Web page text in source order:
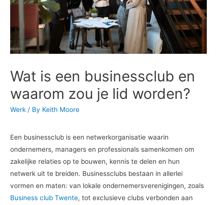
Wat is een businessclub en
waarom zou je lid worden?
Werk / By Keith Moore
Een businessclub is een netwerkorganisatie waarin
ondernemers, managers en professionals samenkomen om
zakelijke relaties op te bouwen, kennis te delen en hun
netwerk uit te breiden. Businessclubs bestaan in allerlei
vormen en maten: van lokale ondernemersverenigingen, zoals
Business club Twente, tot exclusieve clubs verbonden aan